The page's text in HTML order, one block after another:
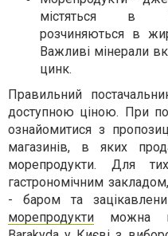
містяться в
розчиняються в
Важливі мінерали
цинк.
Правильний
доступною ціною. При
ознайомитися з
магазинів, в яких
морепродукти. Для
гастрономічним
- баром та
морепродукти можна на